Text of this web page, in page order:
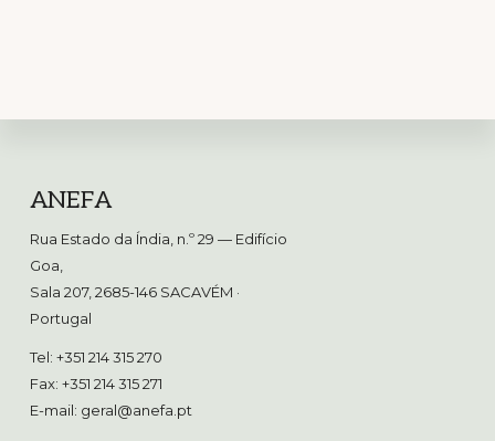
Footer
ANEFA
Rua Estado da Índia, n.º 29 — Edifício
Goa,
Sala 207, 2685-146 SACAVÉM ·
Portugal
Tel: +351 214 315 270
Fax: +351 214 315 271
E-mail: geral@anefa.pt